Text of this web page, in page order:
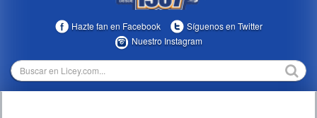
MULTIMEDIA
Hazte fan en Facebook
Síguenos en Twitter
Nuestro Instagram